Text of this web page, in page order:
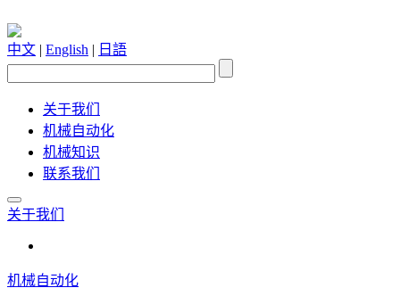
中文 | English | 日語
关于我们
机械自动化
机械知识
联系我们
关于我们
机械自动化